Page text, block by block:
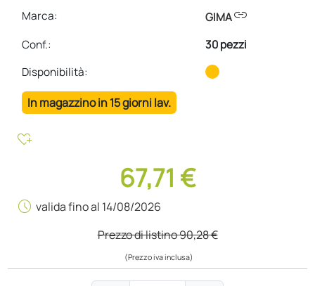
Marca:
GIMAlink
Conf.:
30 pezzi
Disponibilità:
In magazzino in 15 giorni lav.
heart_plus
67,71 €
schedule valida fino al 14/08/2026
Prezzo di listino90,28 €
(Prezzo iva inclusa)